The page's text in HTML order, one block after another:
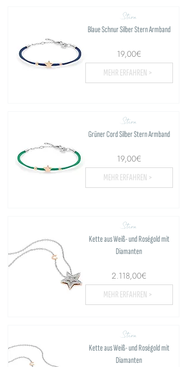
Stern
Blaue Schnur Silber Stern Armband
19,00€
MEHR ERFAHREN >
Stern
Grüner Cord Silber Stern Armband
19,00€
MEHR ERFAHREN >
Stern
Kette aus Weiß- und Roségold mit
Diamanten
2.118,00€
MEHR ERFAHREN >
Stern
Kette aus Weiß- und Roségold mit
Diamanten